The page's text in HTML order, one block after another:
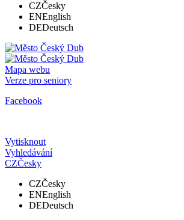
CZČesky
ENEnglish
DEDeutsch
Mapa webu
Verze pro seniory
Facebook
Vytisknout
Vyhledávání
CZČesky
CZČesky
ENEnglish
DEDeutsch